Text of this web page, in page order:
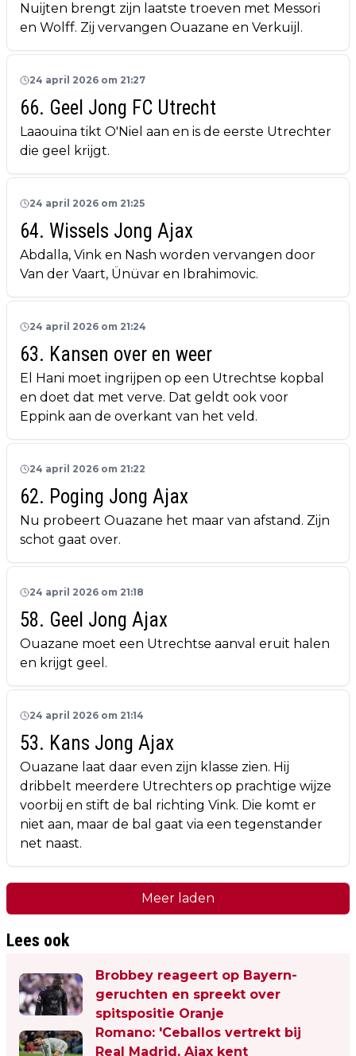
Nuijten brengt zijn laatste troeven met Messori
en Wolff. Zij vervangen Ouazane en Verkuijl.
24 april 2026 om 21:27
66. Geel Jong FC Utrecht
Laaouina tikt O'Niel aan en is de eerste Utrechter
die geel krijgt.
24 april 2026 om 21:25
64. Wissels Jong Ajax
Abdalla, Vink en Nash worden vervangen door
Van der Vaart, Ünüvar en Ibrahimovic.
24 april 2026 om 21:24
63. Kansen over en weer
El Hani moet ingrijpen op een Utrechtse kopbal
en doet dat met verve. Dat geldt ook voor
Eppink aan de overkant van het veld.
24 april 2026 om 21:22
62. Poging Jong Ajax
Nu probeert Ouazane het maar van afstand. Zijn
schot gaat over.
24 april 2026 om 21:18
58. Geel Jong Ajax
Ouazane moet een Utrechtse aanval eruit halen
en krijgt geel.
24 april 2026 om 21:14
53. Kans Jong Ajax
Ouazane laat daar even zijn klasse zien. Hij
dribbelt meerdere Utrechters op prachtige wijze
voorbij en stift de bal richting Vink. Die komt er
niet aan, maar de bal gaat via een tegenstander
net naast.
Meer laden
Lees ook
Brobbey reageert op Bayern-
geruchten en spreekt over
spitspositie Oranje
Romano: 'Ceballos vertrekt bij
Real Madrid, Ajax kent